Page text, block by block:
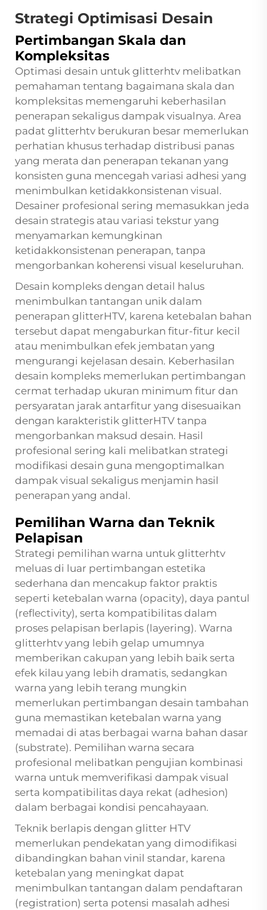
Strategi Optimisasi Desain
Pertimbangan Skala dan
Kompleksitas
Optimasi desain untuk glitterhtv melibatkan
pemahaman tentang bagaimana skala dan
kompleksitas memengaruhi keberhasilan
penerapan sekaligus dampak visualnya. Area
padat glitterhtv berukuran besar memerlukan
perhatian khusus terhadap distribusi panas
yang merata dan penerapan tekanan yang
konsisten guna mencegah variasi adhesi yang
menimbulkan ketidakkonsistenan visual.
Desainer profesional sering memasukkan jeda
desain strategis atau variasi tekstur yang
menyamarkan kemungkinan
ketidakkonsistenan penerapan, tanpa
mengorbankan koherensi visual keseluruhan.
Desain kompleks dengan detail halus
menimbulkan tantangan unik dalam
penerapan glitterHTV, karena ketebalan bahan
tersebut dapat mengaburkan fitur-fitur kecil
atau menimbulkan efek jembatan yang
mengurangi kejelasan desain. Keberhasilan
desain kompleks memerlukan pertimbangan
cermat terhadap ukuran minimum fitur dan
persyaratan jarak antarfitur yang disesuaikan
dengan karakteristik glitterHTV tanpa
mengorbankan maksud desain. Hasil
profesional sering kali melibatkan strategi
modifikasi desain guna mengoptimalkan
dampak visual sekaligus menjamin hasil
penerapan yang andal.
Pemilihan Warna dan Teknik
Pelapisan
Strategi pemilihan warna untuk glitterhtv
meluas di luar pertimbangan estetika
sederhana dan mencakup faktor praktis
seperti ketebalan warna (opacity), daya pantul
(reflectivity), serta kompatibilitas dalam
proses pelapisan berlapis (layering). Warna
glitterhtv yang lebih gelap umumnya
memberikan cakupan yang lebih baik serta
efek kilau yang lebih dramatis, sedangkan
warna yang lebih terang mungkin
memerlukan pertimbangan desain tambahan
guna memastikan ketebalan warna yang
memadai di atas berbagai warna bahan dasar
(substrate). Pemilihan warna secara
profesional melibatkan pengujian kombinasi
warna untuk memverifikasi dampak visual
serta kompatibilitas daya rekat (adhesion)
dalam berbagai kondisi pencahayaan.
Teknik berlapis dengan glitter HTV
memerlukan pendekatan yang dimodifikasi
dibandingkan bahan vinil standar, karena
ketebalan yang meningkat dapat
menimbulkan tantangan dalam pendaftaran
(registration) serta potensi masalah adhesi